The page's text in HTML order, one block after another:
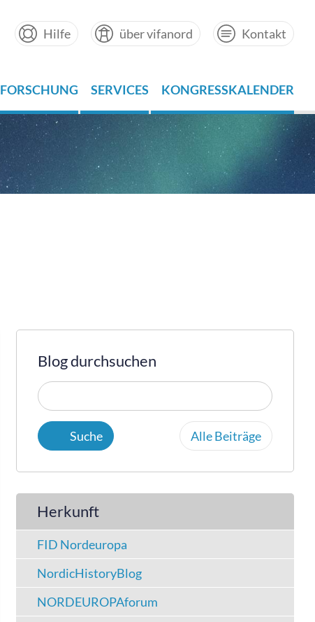
Hilfe über vifanord Kontakt
FORSCHUNG SERVICES KONGRESSKALENDER
Blog durchsuchen
Alle Beiträge
Herkunft
FID Nordeuropa
NordicHistoryBlog
NORDEUROPAforum